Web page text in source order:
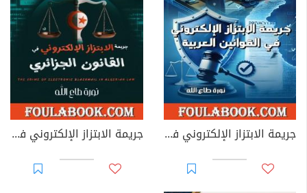
جريمة الابتزاز الإلكتروني في القوانين العربية جريمة الابتزاز الإلكتروني في القانون الجزائري